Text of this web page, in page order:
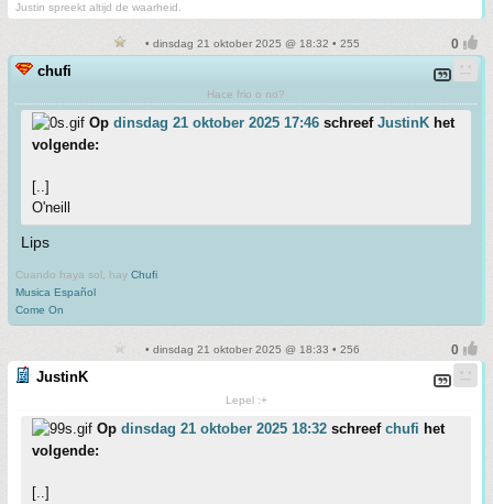
Justin spreekt altijd de waarheid.
• dinsdag 21 oktober 2025 @ 18:32 • 255
chufi
Hace frio o no?
Op dinsdag 21 oktober 2025 17:46 schreef JustinK het
volgende:
[..]
O'neill
Lips
Cuando haya sol, hay Chufi
Musica Español
Come On
• dinsdag 21 oktober 2025 @ 18:33 • 256
JustinK
Lepel :+
Op dinsdag 21 oktober 2025 18:32 schreef chufi het
volgende:
[..]